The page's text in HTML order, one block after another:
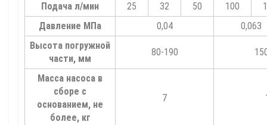
Подача л/мин 25 32 50 100
Давление МПа
0,04
0,063
Высота погружной
части, мм
80-190
Масса насоса в
сборе с
основанием, не
более, кг
7